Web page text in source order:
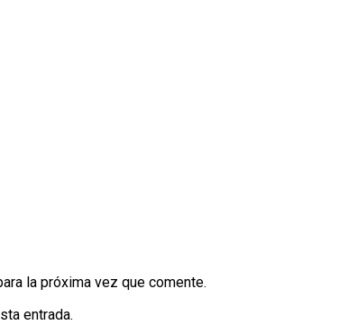
la próxima vez que comente.
entrada.